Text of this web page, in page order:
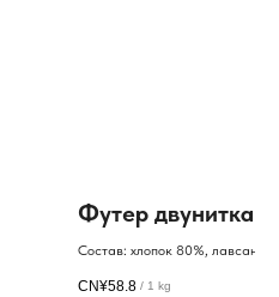
Футер двунитка
Состав: хлопок 80%, лавсан
CN¥58.8 / 1 kg